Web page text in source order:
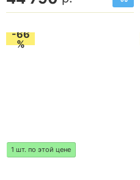
-66
%
1 шт. по этой цене